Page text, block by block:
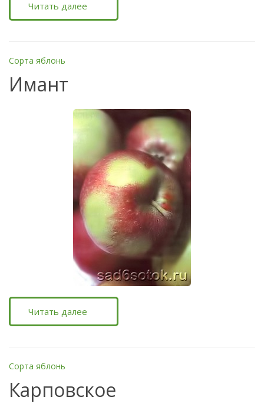
Читать далее
Сорта яблонь
Имант
Читать далее
Сорта яблонь
Карповское